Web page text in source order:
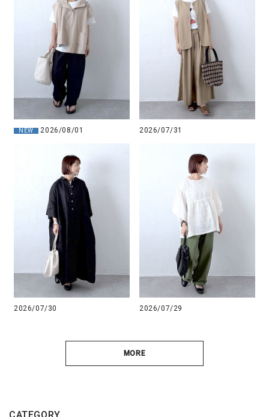
NEW 2026/08/01 2026/07/31
2026/07/30 2026/07/29
MORE